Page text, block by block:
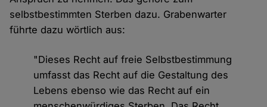
selbstbestimmten Sterben dazu. Grabenwarter
führte dazu wörtlich aus:
"Dieses Recht auf freie Selbstbestimmung
umfasst das Recht auf die Gestaltung des
Lebens ebenso wie das Recht auf ein